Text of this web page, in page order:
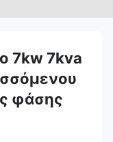
7kw 7kva
φάσης